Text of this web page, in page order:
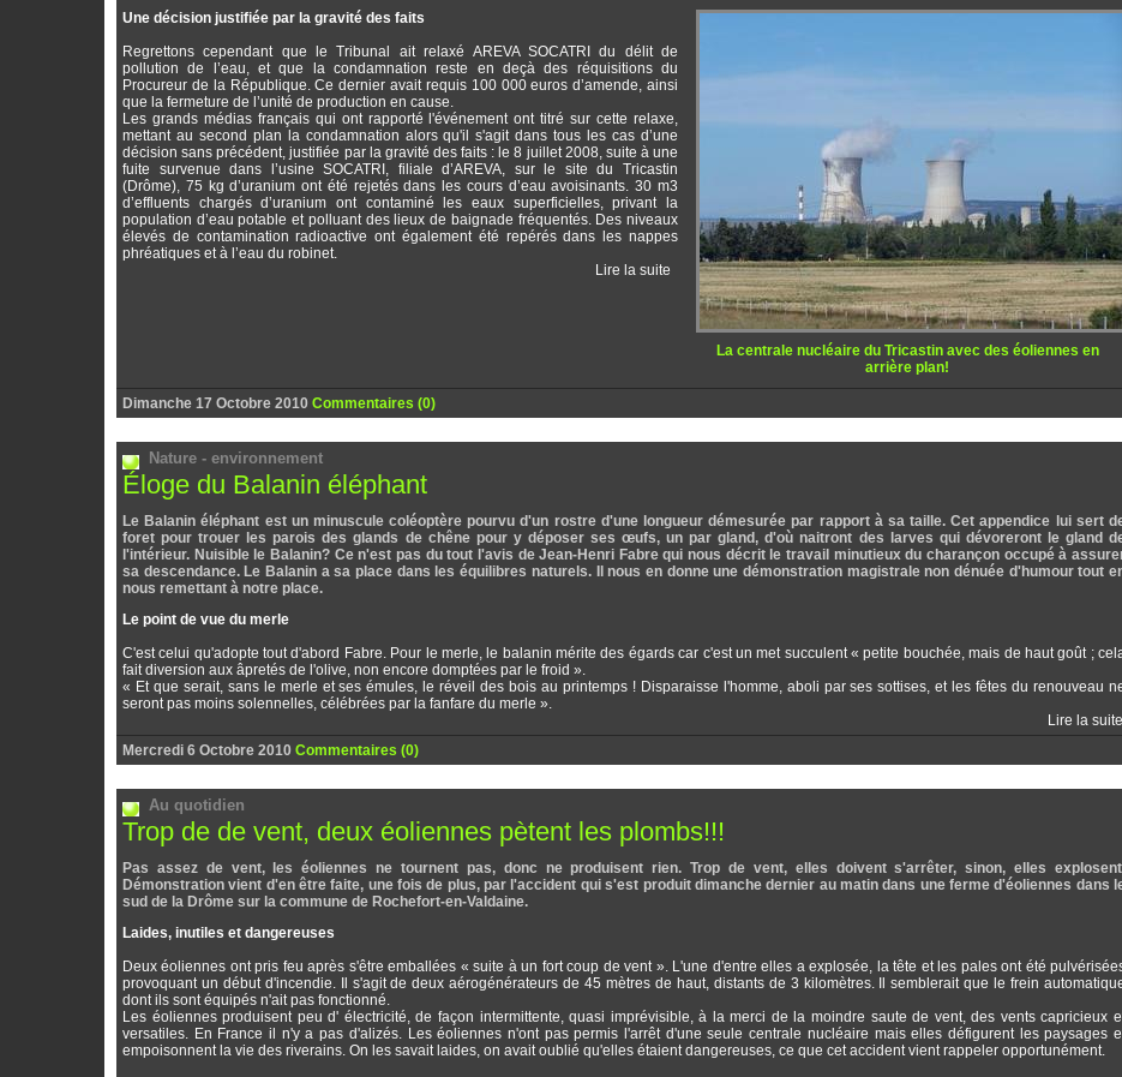
La centrale nucléaire du Tricastin avec des éoliennes en
arrière plan!
Une décision justifiée par la gravité des faits
Regrettons cependant que le Tribunal ait relaxé AREVA SOCATRI du délit de
pollution de l’eau, et que la condamnation reste en deçà des réquisitions du
Procureur de la République. Ce dernier avait requis 100 000 euros d’amende, ainsi
que la fermeture de l’unité de production en cause.
Les grands médias français qui ont rapporté l'événement ont titré sur cette relaxe,
mettant au second plan la condamnation alors qu'il s'agit dans tous les cas d’une
décision sans précédent, justifiée par la gravité des faits : le 8 juillet 2008, suite à une
fuite survenue dans l’usine SOCATRI, filiale d’AREVA, sur le site du Tricastin
(Drôme), 75 kg d’uranium ont été rejetés dans les cours d’eau avoisinants. 30 m3
d’effluents chargés d’uranium ont contaminé les eaux superficielles, privant la
population d’eau potable et polluant des lieux de baignade fréquentés. Des niveaux
élevés de contamination radioactive ont également été repérés dans les nappes
phréatiques et à l’eau du robinet.
Lire la suite
Dimanche 17 Octobre 2010 Commentaires (0)
Nature - environnement
Éloge du Balanin éléphant
Le Balanin éléphant est un minuscule coléoptère pourvu d'un rostre d'une longueur démesurée par rapport à sa taille. Cet appendice lui sert
foret pour trouer les parois des glands de chêne pour y déposer ses œufs, un par gland, d'où naitront des larves qui dévoreront le gland
l'intérieur. Nuisible le Balanin? Ce n'est pas du tout l'avis de Jean-Henri Fabre qui nous décrit le travail minutieux du charançon occupé à
sa descendance. Le Balanin a sa place dans les équilibres naturels. Il nous en donne une démonstration magistrale non dénuée d'humour tout
nous remettant à notre place.
Le point de vue du merle
C'est celui qu'adopte tout d'abord Fabre. Pour le merle, le balanin mérite des égards car c'est un met succulent « petite bouchée, mais de haut goût ;
fait diversion aux âpretés de l'olive, non encore domptées par le froid ».
« Et que serait, sans le merle et ses émules, le réveil des bois au printemps ! Disparaisse l'homme, aboli par ses sottises, et les fêtes du renouveau
seront pas moins solennelles, célébrées par la fanfare du merle ».
Lire la suite
Mercredi 6 Octobre 2010 Commentaires (0)
Au quotidien
Trop de de vent, deux éoliennes pètent les plombs!!!
Pas assez de vent, les éoliennes ne tournent pas, donc ne produisent rien. Trop de vent, elles doivent s'arrêter, sinon, elles
Démonstration vient d'en être faite, une fois de plus, par l'accident qui s'est produit dimanche dernier au matin dans une ferme d'éoliennes dans
sud de la Drôme sur la commune de Rochefort-en-Valdaine.
Laides, inutiles et dangereuses
Deux éoliennes ont pris feu après s'être emballées « suite à un fort coup de vent ». L'une d'entre elles a explosée, la tête et les pales ont été
provoquant un début d'incendie. Il s'agit de deux aérogénérateurs de 45 mètres de haut, distants de 3 kilomètres. Il semblerait que le frein
dont ils sont équipés n'ait pas fonctionné.
Les éoliennes produisent peu d' électricité, de façon intermittente, quasi imprévisible, à la merci de la moindre saute de vent, des vents capricieux
versatiles. En France il n'y a pas d'alizés. Les éoliennes n'ont pas permis l'arrêt d'une seule centrale nucléaire mais elles défigurent les paysages
empoisonnent la vie des riverains. On les savait laides, on avait oublié qu'elles étaient dangereuses, ce que cet accident vient rappeler opportunément.